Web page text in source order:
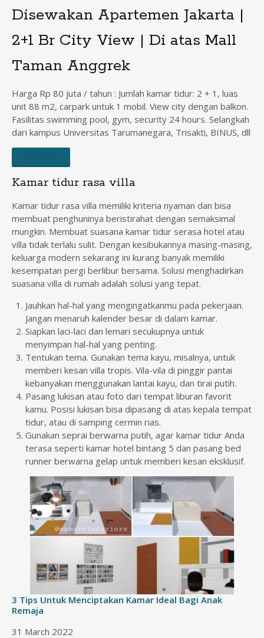
Disewakan Apartemen Jakarta |
2+1 Br City View | Di atas Mall
Taman Anggrek
Harga Rp 80 juta / tahun : Jumlah kamar tidur: 2 + 1, luas
unit 88 m2, carpark untuk 1 mobil. View city dengan balkon.
Fasilitas swimming pool, gym, security 24 hours. Selangkah
dari kampus Universitas Tarumanegara, Trisakti, BINUS, dll
Kamar tidur rasa villa
Kamar tidur rasa villa memiliki kriteria nyaman dan bisa
membuat penghuninya beristirahat dengan semaksimal
mungkin. Membuat suasana kamar tidur serasa hotel atau
villa tidak terlalu sulit. Dengan kesibukannya masing-masing,
keluarga modern sekarang ini kurang banyak memiliki
kesempatan pergi berlibur bersama. Solusi menghadirkan
suasana villa di rumah adalah solusi yang tepat.
Jauhkan hal-hal yang mengingatkanmu pada pekerjaan.
Jangan menaruh kalender besar di dalam kamar.
Siapkan laci-laci dan lemari secukupnya untuk
menyimpan hal-hal yang penting.
Tentukan tema. Gunakan tema kayu, misalnya, untuk
memberi kesan villa tropis. Vila-vila di pinggir pantai
kebanyakan menggunakan lantai kayu, dan tirai putih.
Pasang lukisan atau foto dari tempat liburan favorit
kamu. Posisi lukisan bisa dipasang di atas kepala tempat
tidur, atau di samping cermin rias.
Gunakan seprai berwarna putih, agar kamar tidur Anda
terasa seperti kamar hotel bintang 5 dan pasang bed
runner berwarna gelap untuk memberi kesan eksklusif.
3 Tips Untuk Menciptakan Kamar Ideal Bagi Anak
Remaja
Date
31 March 2022